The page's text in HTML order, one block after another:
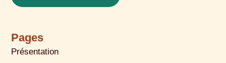
Pages
Présentation